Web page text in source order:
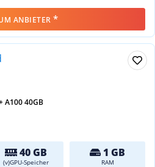
ANBIETER *
A100 40GB
40 GB
(v)GPU-Speicher
1 GB
RAM